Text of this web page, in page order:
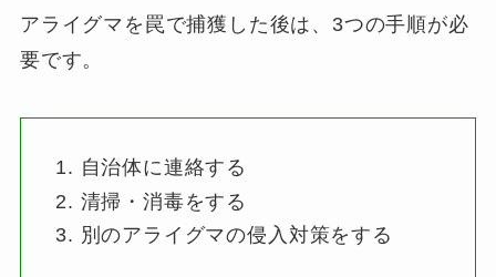
アライグマを罠で捕獲した後は、3つの手順が必
要です。
自治体に連絡する
清掃・消毒をする
別のアライグマの侵入対策をする